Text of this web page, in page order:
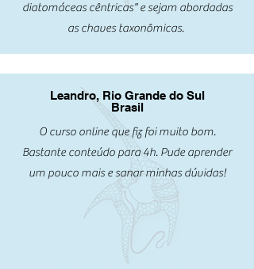
diatomáceas cêntricas" e sejam abordadas
as chaves taxonômicas.
Leandro, Rio Grande do Sul
Brasil
O curso online que fiz foi muito bom.
Bastante conteúdo para 4h. Pude aprender
um pouco mais e sanar minhas dúvidas!